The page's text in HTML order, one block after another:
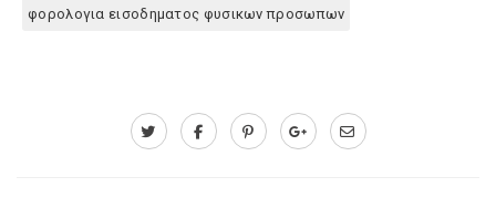
φορολογια εισοδηματος φυσικων προσωπων